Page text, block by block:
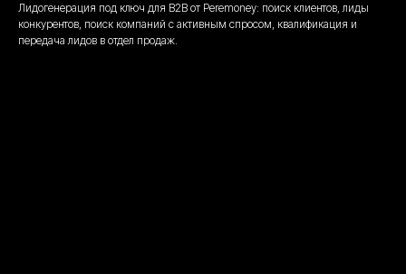
Лидогенерация под ключ для B2B от Peremoney: поиск клиентов, лиды
конкурентов, поиск компаний с активным спросом, квалификация и
передача лидов в отдел продаж.